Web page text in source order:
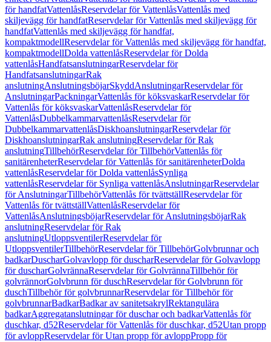
för handfatVattenlåsReservdelar för VattenlåsVattenlås med
skiljevägg för handfatReservdelar för Vattenlås med skiljevägg för
handfatVattenlås med skiljevägg för handfat,
kompaktmodellReservdelar för Vattenlås med skiljevägg för handfat,
kompaktmodellDolda vattenlåsReservdelar för Dolda
vattenlåsHandfatsanslutningarReservdelar för
HandfatsanslutningarRak
anslutningAnslutningsböjarSkyddAnslutningarReservdelar för
AnslutningarPackningarVattenlås för köksvaskarReservdelar för
Vattenlås för köksvaskarVattenlåsReservdelar för
VattenlåsDubbelkammarvattenlåsReservdelar för
DubbelkammarvattenlåsDiskhoanslutningarReservdelar för
DiskhoanslutningarRak anslutningReservdelar för Rak
anslutningTillbehörReservdelar för TillbehörVattenlås för
sanitärenheterReservdelar för Vattenlås för sanitärenheterDolda
vattenlåsReservdelar för Dolda vattenlåsSynliga
vattenlåsReservdelar för Synliga vattenlåsAnslutningarReservdelar
för AnslutningarTillbehörVattenlås för tvättställReservdelar för
Vattenlås för tvättställVattenlåsReservdelar för
VattenlåsAnslutningsböjarReservdelar för AnslutningsböjarRak
anslutningReservdelar för Rak
anslutningUtloppsventilerReservdelar för
UtloppsventilerTillbehörReservdelar för TillbehörGolvbrunnar och
badkarDuscharGolvavlopp för duscharReservdelar för Golvavlopp
för duscharGolvrännaReservdelar för GolvrännaTillbehör för
golvrännorGolvbrunn för duschReservdelar för Golvbrunn för
duschTillbehör för golvbrunnarReservdelar för Tillbehör för
golvbrunnarBadkarBadkar av sanitetsakrylRektangulära
badkarAggregatanslutningar för duschar och badkarVattenlås för
duschkar, d52Reservdelar för Vattenlås för duschkar, d52Utan propp
för avloppReservdelar för Utan propp för avloppPropp för